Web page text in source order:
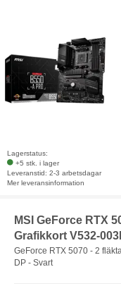
Lagerstatus:
+5 stk. i lager
Leveranstid: 2-3 arbetsdagar
Mer leveransinformation
MSI GeForce RTX
Grafikkort V532-
GeForce RTX 5070 - 2
DP - Svart